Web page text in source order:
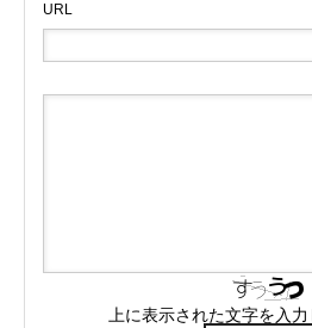
URL
上に表示された文字を入力